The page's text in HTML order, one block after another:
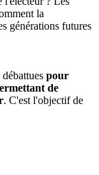
la
générations futures
pour
de
. C'est l'objectif de